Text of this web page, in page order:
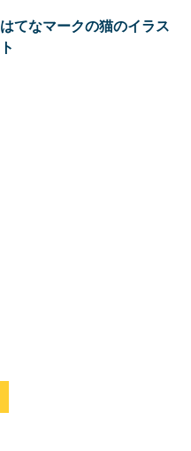
はてなマークの猫のイラス
ト